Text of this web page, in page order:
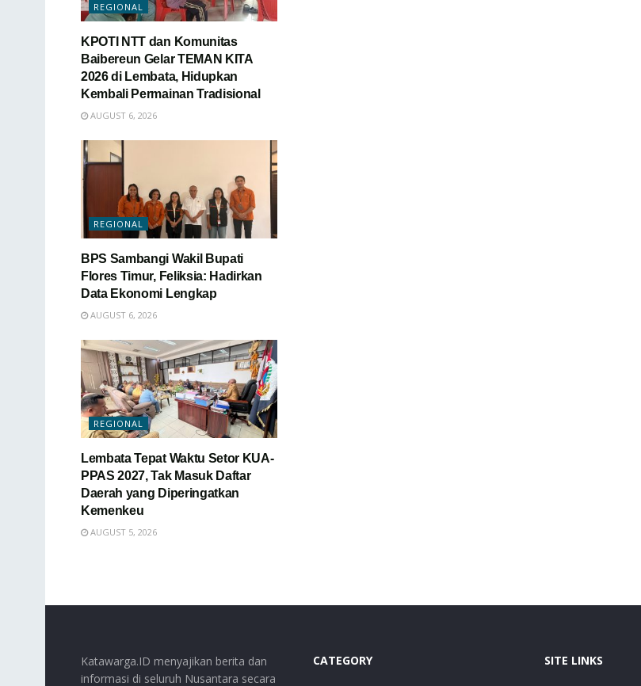
REGIONAL
KPOTI NTT dan Komunitas
Baibereun Gelar TEMAN KITA
2026 di Lembata, Hidupkan
Kembali Permainan Tradisional
AUGUST 6, 2026
REGIONAL
BPS Sambangi Wakil Bupati
Flores Timur, Feliksia: Hadirkan
Data Ekonomi Lengkap
AUGUST 6, 2026
REGIONAL
Lembata Tepat Waktu Setor KUA-
PPAS 2027, Tak Masuk Daftar
Daerah yang Diperingatkan
Kemenkeu
AUGUST 5, 2026
Katawarga.ID menyajikan berita dan
informasi di seluruh Nusantara secara
CATEGORY SITE LINKS